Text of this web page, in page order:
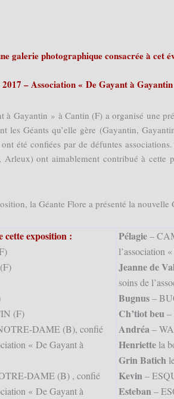
galerie photographique consacrée à cet
– Association « De Gayant à
à Gayantin » à Cantin (F) a organisé une
les Géants qu’elle gère (Gayantin,
été confiées par de défuntes
Arleux) ont aimablement contribué à cette
la Géante Flore a présenté la nouvelle
cette exposition :
(F)
DAME (B), confié
« De Gayant à
DAME (B) , confié
« De Gayant à
Pélagie–
l’association
Jeanne de
soins de
Bugnus–
Ch’tiot beu–
Andréa–
Henriettela
Grin Batich
Kevin–
Esteban–